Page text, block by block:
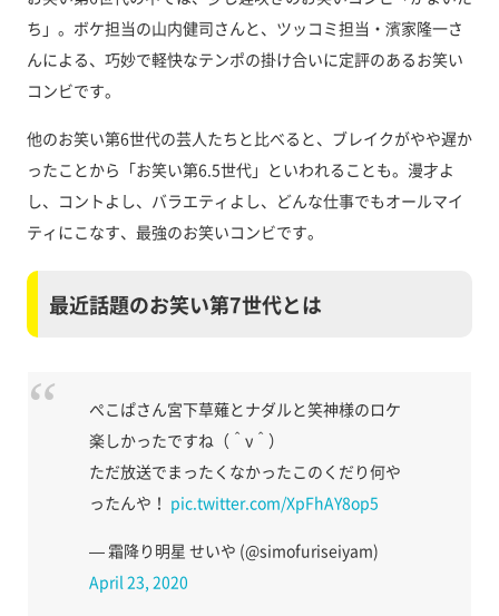
ち」。ボケ担当の山内健司さんと、ツッコミ担当・濱家隆一さ
んによる、巧妙で軽快なテンポの掛け合いに定評のあるお笑い
コンビです。
他のお笑い第6世代の芸人たちと比べると、ブレイクがやや遅か
ったことから「お笑い第6.5世代」といわれることも。漫才よ
し、コントよし、バラエティよし、どんな仕事でもオールマイ
ティにこなす、最強のお笑いコンビです。
最近話題のお笑い第7世代とは
ぺこぱさん宮下草薙とナダルと笑神様のロケ
楽しかったですね（＾ν＾）
ただ放送でまったくなかったこのくだり何や
ったんや！ pic.twitter.com/XpFhAY8op5
— 霜降り明星 せいや (@simofuriseiyam)
April 23, 2020